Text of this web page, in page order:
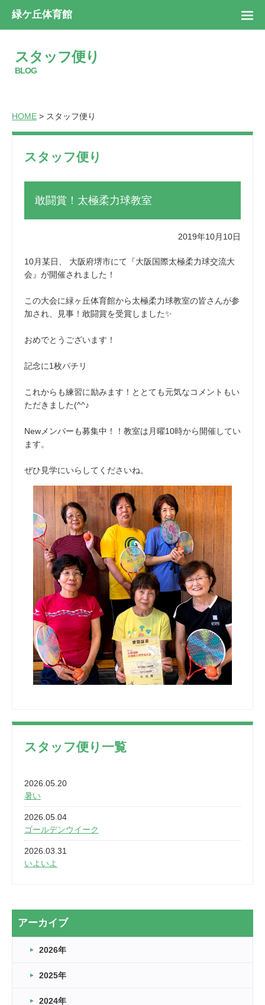
緑ケ丘体育館
スタッフ便り
BLOG
HOME > スタッフ便り
スタッフ便り
敢闘賞！太極柔力球教室
2019年10月10日
10月某日、 大阪府堺市にて『大阪国際太極柔力球交流大
会』が開催されました！
この大会に緑ヶ丘体育館から太極柔力球教室の皆さんが参
加され、見事！敢闘賞を受賞しました✨
おめでとうございます！
記念に1枚パチリ
これからも練習に励みます！ととても元気なコメントもい
ただきました(^^♪
Newメンバーも募集中！！教室は月曜10時から開催してい
ます。
ぜひ見学にいらしてくださいね。
スタッフ便り一覧
2026.05.20
暑い
2026.05.04
ゴールデンウイーク
2026.03.31
いよいよ
2026.03.20
なぎなた
2026.03.16
車いすバスケとRくんのお話
アーカイブ
2026年
2025年
2024年